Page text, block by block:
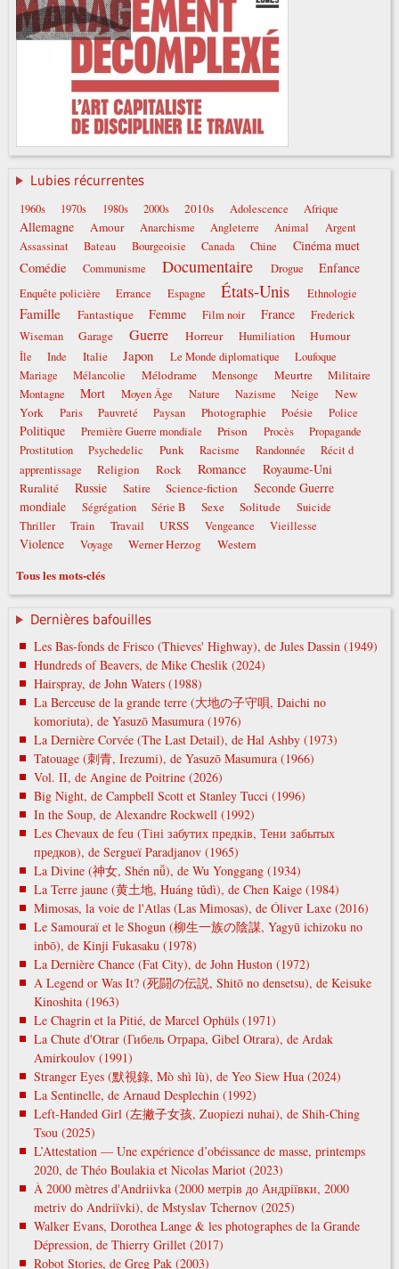
Lubies récurrentes
1960s 1970s 1980s 2000s 2010s Adolescence Afrique
Allemagne Amour Anarchisme Angleterre Animal
Argent
Assassinat
Bateau Bourgeoisie Canada Chine Cinéma muet
Comédie Communisme Documentaire Drogue Enfance
Enquête policière Errance Espagne États-Unis Ethnologie
Famille Fantastique Femme Film noir France
Frederick
Wiseman
Garage Guerre Horreur Humiliation Humour
Île Inde Italie Japon Le Monde diplomatique
Loufoque
Mariage
Mélancolie Mélodrame Mensonge Meurtre Militaire
Montagne Mort Moyen Âge Nature Nazisme Neige
New
York
Paris Pauvreté Paysan Photographie Poésie Police
Politique Première Guerre mondiale Prison Procès
Propagande
Prostitution
Psychedelic Punk Racisme Randonnée
Récit d
apprentissage
Religion Rock Romance Royaume-Uni
Ruralité Russie Satire Science-fiction
Seconde Guerre
mondiale
Ségrégation Série B Sexe Solitude
Suicide
Thriller
Train Travail URSS Vengeance Vieillesse
Violence Voyage Werner Herzog Western
Tous les mots-clés
Dernières bafouilles
Les Bas-fonds de Frisco (Thieves' Highway), de Jules Dassin (1949)
Hundreds of Beavers, de Mike Cheslik (2024)
Hairspray, de John Waters (1988)
La Berceuse de la grande terre (大地の子守唄, Daichi no
komoriuta), de Yasuzō Masumura (1976)
La Dernière Corvée (The Last Detail), de Hal Ashby (1973)
Tatouage (刺青, Irezumi), de Yasuzō Masumura (1966)
Vol. II, de Angine de Poitrine (2026)
Big Night, de Campbell Scott et Stanley Tucci (1996)
In the Soup, de Alexandre Rockwell (1992)
Les Chevaux de feu (Тіні забутих предків, Тени забытых
предков), de Sergueï Paradjanov (1965)
La Divine (神女, Shén nǚ), de Wu Yonggang (1934)
La Terre jaune (黄土地, Huáng tǔdì), de Chen Kaige (1984)
Mimosas, la voie de l'Atlas (Las Mimosas), de Óliver Laxe (2016)
Le Samouraï et le Shogun (柳生一族の陰謀, Yagyū ichizoku no
inbō), de Kinji Fukasaku (1978)
La Dernière Chance (Fat City), de John Huston (1972)
A Legend or Was It? (死闘の伝説, Shitō no densetsu), de Keisuke
Kinoshita (1963)
Le Chagrin et la Pitié, de Marcel Ophüls (1971)
La Chute d'Otrar (Гибель Отрара, Gibel Otrara), de Ardak
Amirkoulov (1991)
Stranger Eyes (默視錄, Mò shì lù), de Yeo Siew Hua (2024)
La Sentinelle, de Arnaud Desplechin (1992)
Left-Handed Girl (左撇子女孩, Zuopiezi nuhai), de Shih-Ching
Tsou (2025)
L’Attestation — Une expérience d’obéissance de masse, printemps
2020, de Théo Boulakia et Nicolas Mariot (2023)
À 2000 mètres d'Andriivka (2000 метрів до Андріївки, 2000
metrіv do Andrіїvki), de Mstyslav Tchernov (2025)
Walker Evans, Dorothea Lange & les photographes de la Grande
Dépression, de Thierry Grillet (2017)
Robot Stories, de Greg Pak (2003)